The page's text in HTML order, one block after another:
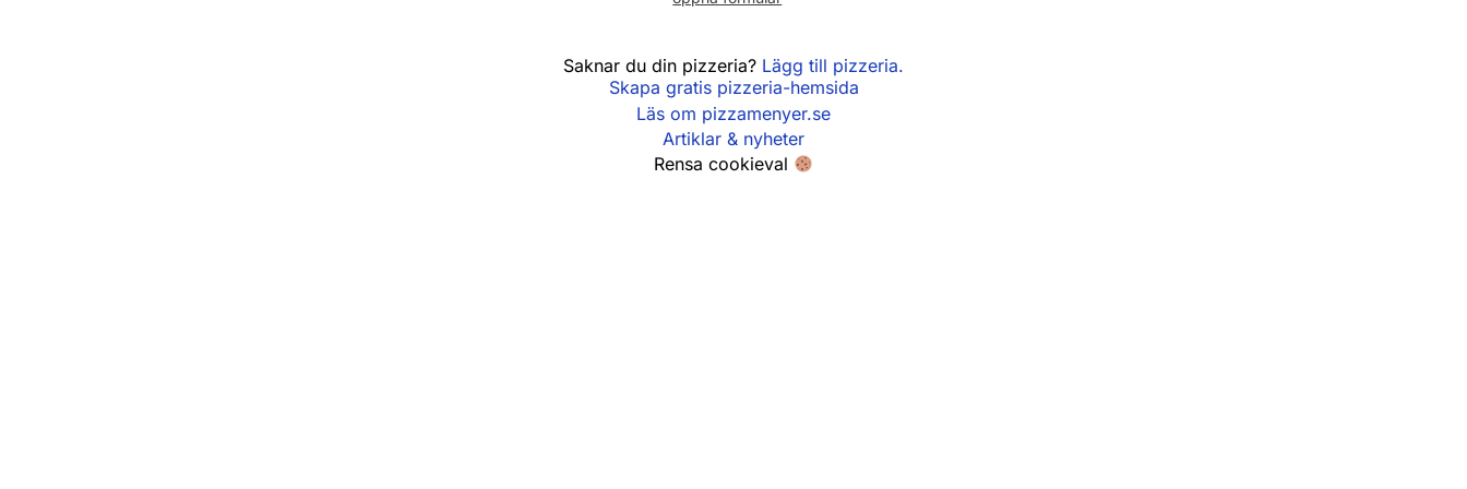
Saknar du din pizzeria? Lägg till pizzeria.
Skapa gratis pizzeria-hemsida
Läs om pizzamenyer.se
Artiklar & nyheter
Rensa cookieval